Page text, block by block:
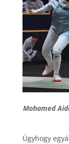
Mohamed
Úgyhogy